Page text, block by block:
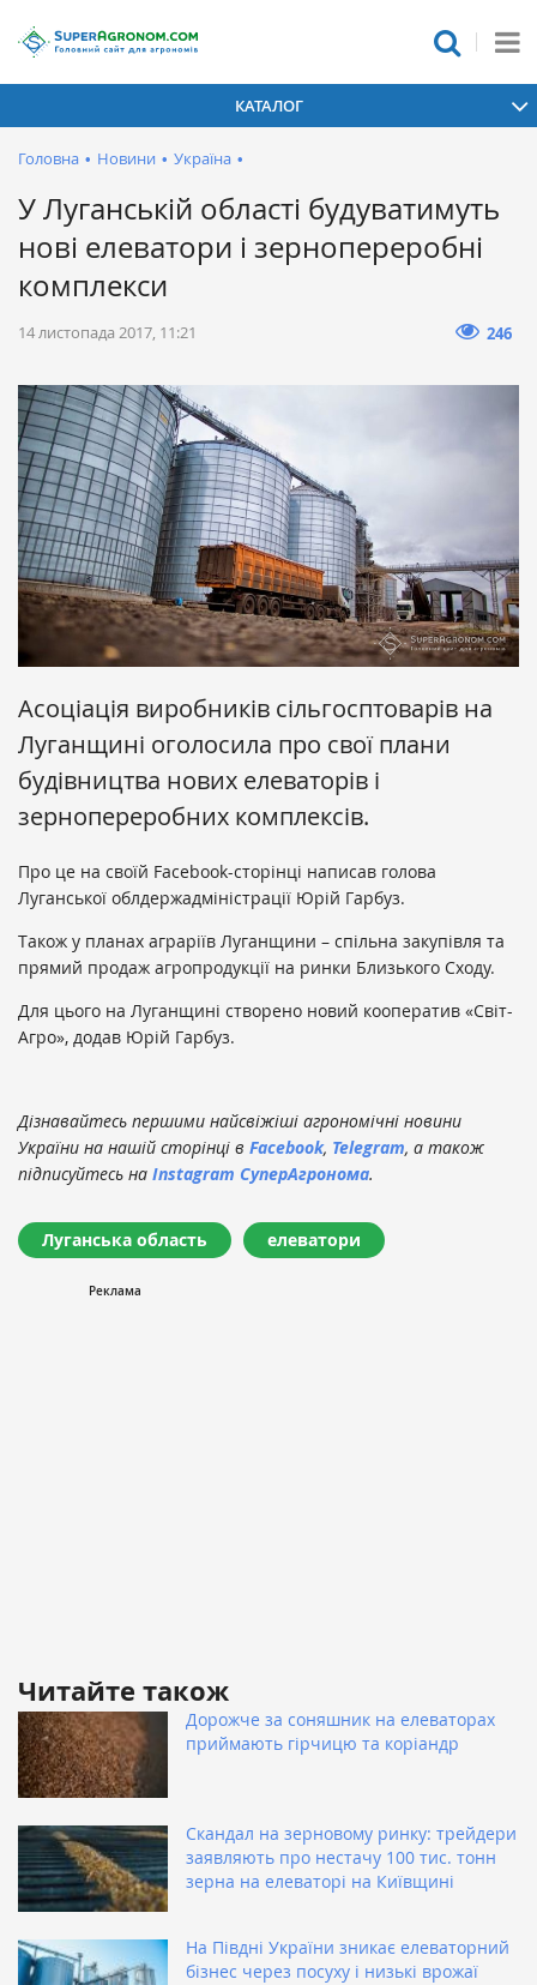
КАТАЛОГ
Головна • Новини • Україна •
У Луганській області будуватимуть
нові елеватори і зернопереробні
комплекси
14 листопада 2017, 11:21 246
Асоціація виробників сільгосптоварів на
Луганщині оголосила про свої плани
будівництва нових елеваторів і
зернопереробних комплексів.
Про це на своїй Facebook-сторінці написав голова
Луганської облдержадміністрації Юрій Гарбуз.
Також у планах аграріїв Луганщини – спільна закупівля та
прямий продаж агропродукції на ринки Близького Сходу.
Для цього на Луганщині створено новий кооператив «Світ-
Агро», додав Юрій Гарбуз.
Дізнавайтесь першими найсвіжіші агрономічні новини
України на нашій сторінці в Facebook, Telegram, а також
підписуйтесь на Instagram СуперАгронома.
Луганська область елеватори
Читайте також
Дорожче за соняшник на елеваторах
приймають гірчицю та коріандр
Скандал на зерновому ринку: трейдери
заявляють про нестачу 100 тис. тонн
зерна на елеваторі на Київщині
На Півдні України зникає елеваторний
бізнес через посуху і низькі врожаї